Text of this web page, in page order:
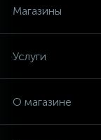
Магазины
Услуги
О магазине